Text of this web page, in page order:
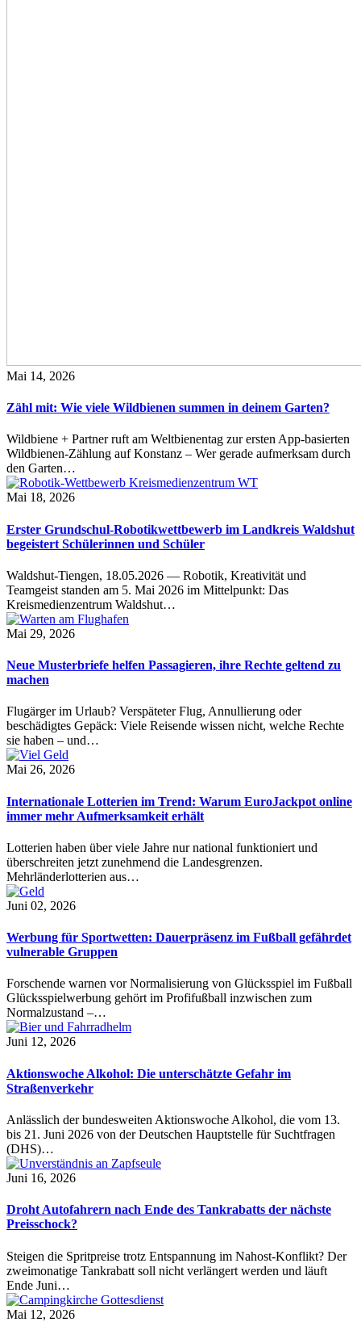
Mai 14, 2026
Zähl mit: Wie viele Wildbienen summen in deinem Garten?
Wildbiene + Partner ruft am Weltbienentag zur ersten App-basierten
Wildbienen-Zählung auf Konstanz – Wer gerade aufmerksam durch
den Garten…
Mai 18, 2026
Erster Grundschul-Robotikwettbewerb im Landkreis Waldshut
begeistert Schülerinnen und Schüler
Waldshut-Tiengen, 18.05.2026 — Robotik, Kreativität und
Teamgeist standen am 5. Mai 2026 im Mittelpunkt: Das
Kreismedienzentrum Waldshut…
Mai 29, 2026
Neue Musterbriefe helfen Passagieren, ihre Rechte geltend zu
machen
Flugärger im Urlaub? Verspäteter Flug, Annullierung oder
beschädigtes Gepäck: Viele Reisende wissen nicht, welche Rechte
sie haben – und…
Mai 26, 2026
Internationale Lotterien im Trend: Warum EuroJackpot online
immer mehr Aufmerksamkeit erhält
Lotterien haben über viele Jahre nur national funktioniert und
überschreiten jetzt zunehmend die Landesgrenzen.
Mehrländerlotterien aus…
Juni 02, 2026
Werbung für Sportwetten: Dauerpräsenz im Fußball gefährdet
vulnerable Gruppen
Forschende warnen vor Normalisierung von Glücksspiel im Fußball
Glücksspielwerbung gehört im Profifußball inzwischen zum
Normalzustand –…
Juni 12, 2026
Aktionswoche Alkohol: Die unterschätzte Gefahr im
Straßenverkehr
Anlässlich der bundesweiten Aktionswoche Alkohol, die vom 13.
bis 21. Juni 2026 von der Deutschen Hauptstelle für Suchtfragen
(DHS)…
Juni 16, 2026
Droht Autofahrern nach Ende des Tankrabatts der nächste
Preisschock?
Steigen die Spritpreise trotz Entspannung im Nahost-Konflikt? Der
zweimonatige Tankrabatt soll nicht verlängert werden und läuft
Ende Juni…
Mai 12, 2026